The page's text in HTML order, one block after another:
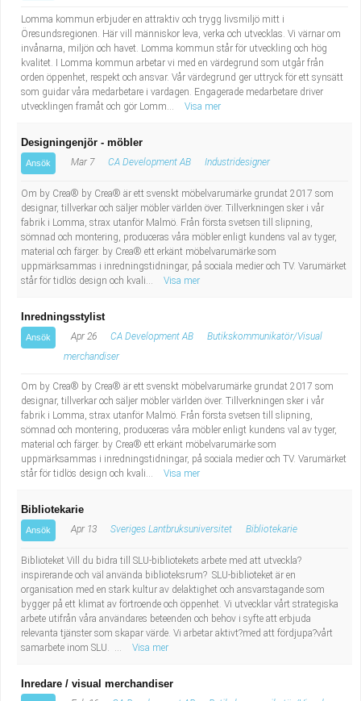
Lomma kommun erbjuder en attraktiv och trygg livsmiljö mitt i
Öresundsregionen. Här vill människor leva, verka och utvecklas. Vi värnar om
invånarna, miljön och havet. Lomma kommun står för utveckling och hög
kvalitet. I Lomma kommun arbetar vi med en värdegrund som utgår från
orden öppenhet, respekt och ansvar. Vår värdegrund ger uttryck för ett synsätt
som guidar våra medarbetare i vardagen. Engagerade medarbetare driver
utvecklingen framåt och gör Lomm...
Visa mer
Designingenjör - möbler
Ansök Mar 7 CA Development AB Industridesigner
Om by Crea® by Crea® är ett svenskt möbelvarumärke grundat 2017 som
designar, tillverkar och säljer möbler världen över. Tillverkningen sker i vår
fabrik i Lomma, strax utanför Malmö. Från första svetsen till slipning,
sömnad och montering, produceras våra möbler enligt kundens val av tyger,
material och färger. by Crea® ett erkänt möbelvarumärke som
uppmärksammas i inredningstidningar, på sociala medier och TV. Varumärket
står för tidlös design och kvali...
Visa mer
Inredningsstylist
Ansök Apr 26 CA Development AB
Butikskommunikatör/Visual
merchandiser
Om by Crea® by Crea® är ett svenskt möbelvarumärke grundat 2017 som
designar, tillverkar och säljer möbler världen över. Tillverkningen sker i vår
fabrik i Lomma, strax utanför Malmö. Från första svetsen till slipning,
sömnad och montering, produceras våra möbler enligt kundens val av tyger,
material och färger. by Crea® ett erkänt möbelvarumärke som
uppmärksammas i inredningstidningar, på sociala medier och TV. Varumärket
står för tidlös design och kvali...
Visa mer
Bibliotekarie
Ansök Apr 13 Sveriges Lantbruksuniversitet Bibliotekarie
Biblioteket Vill du bidra till SLU-bibliotekets arbete med att utveckla?
inspirerande och väl använda biblioteksrum? SLU-biblioteket är en
organisation med en stark kultur av delaktighet och ansvarstagande som
bygger på ett klimat av förtroende och öppenhet. Vi utvecklar vårt strategiska
arbete utifrån våra användares beteenden och behov i syfte att erbjuda
relevanta tjänster som skapar värde. Vi arbetar aktivt?med att fördjupa?vårt
samarbete inom SLU. ...
Visa mer
Inredare / visual merchandiser